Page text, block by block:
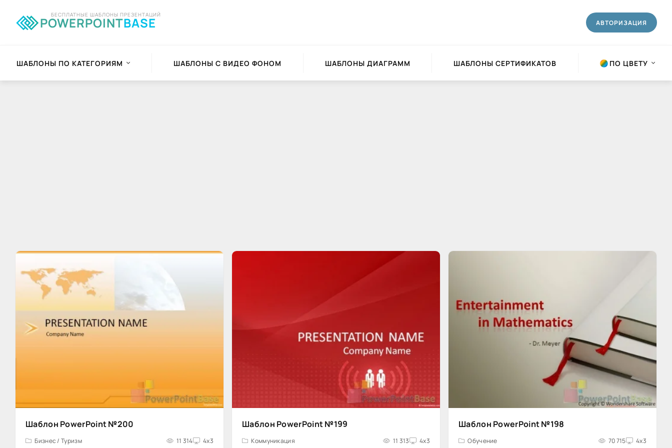
POWERPOINTBASE
БЕСПЛАТНЫЕ ШАБЛОНЫ ПРЕЗЕНТАЦИЙ
АВТОРИЗАЦИЯ
ШАБЛОНЫ ПО КАТЕГОРИЯМ ШАБЛОНЫ С ВИДЕО ФОНОМ ШАБЛОНЫ ДИАГРАММ ШАБЛОНЫ СЕРТИФИКАТОВ ПО ЦВЕТУ
Шаблон PowerPoint №200
Бизнес / Туризм 11 314 4x3
Шаблон PowerPoint №199
Коммуникация 11 313 4x3
Шаблон PowerPoint №198
Обучение 70 715 4x3